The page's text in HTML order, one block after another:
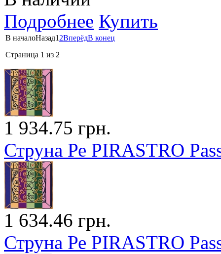
Подробнее Купить
В началоНазад12ВперёдВ конец
Страница 1 из 2
1 934.75 грн.
Струна Ре PIRASTRO
1 634.46 грн.
Струна Ре PIRASTRO